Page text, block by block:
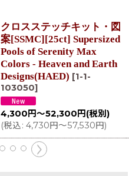
クロスステッチキット・図
案[SSMC][25ct] Supersized
Pools of Serenity Max
Colors - Heaven and Earth
Designs(HAED) [1-1-
103050]
4,300 円～52,300 円 (税別)
(税込: 4,730円～57,530円)